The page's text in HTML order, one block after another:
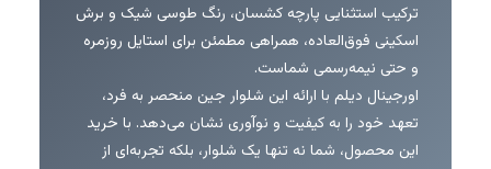
ترکیب استثنایی پارچه کشسان، رنگ طوسی شیک و برش
اسکینی فوق‌العاده، همراهی مطمئن برای استایل روزمره
و حتی نیمه‌رسمی شماست.
اورجینال دیلم با ارائه این شلوار جین منحصر به فرد،
تعهد خود را به کیفیت و نوآوری نشان می‌دهد. با خرید
این محصول، شما نه تنها یک شلوار، بلکه تجربه‌ای از